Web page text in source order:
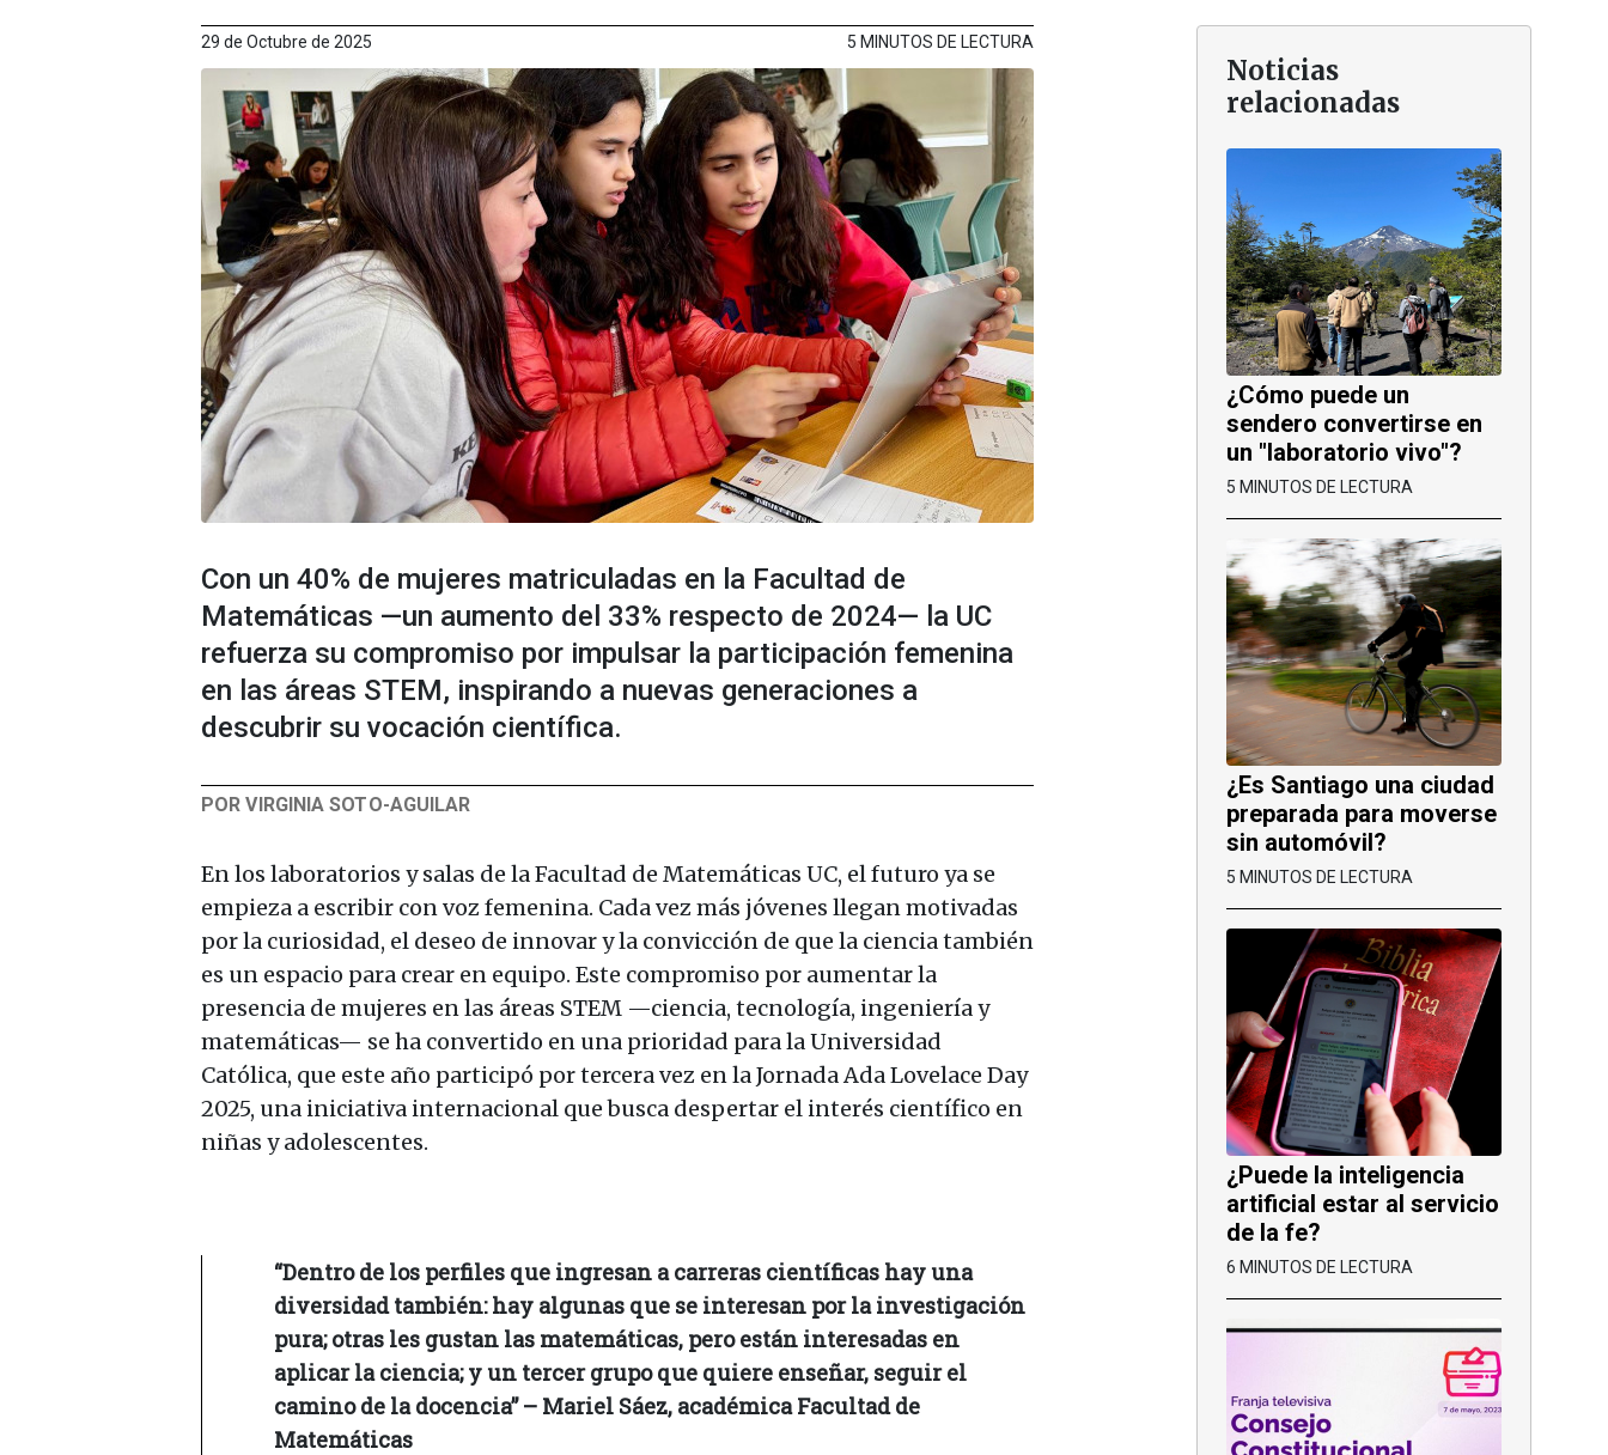
29 de Octubre de 2025 5 MINUTOS DE LECTURA
Con un 40% de mujeres matriculadas en la Facultad de
Matemáticas —un aumento del 33% respecto de 2024— la UC
refuerza su compromiso por impulsar la participación femenina
en las áreas STEM, inspirando a nuevas generaciones a
descubrir su vocación científica.
POR VIRGINIA SOTO-AGUILAR
En los laboratorios y salas de la Facultad de Matemáticas UC, el futuro ya se
empieza a escribir con voz femenina. Cada vez más jóvenes llegan motivadas
por la curiosidad, el deseo de innovar y la convicción de que la ciencia también
es un espacio para crear en equipo. Este compromiso por aumentar la
presencia de mujeres en las áreas STEM —ciencia, tecnología, ingeniería y
matemáticas— se ha convertido en una prioridad para la Universidad
Católica, que este año participó por tercera vez en la Jornada Ada Lovelace Day
2025, una iniciativa internacional que busca despertar el interés científico en
niñas y adolescentes.
“Dentro de los perfiles que ingresan a carreras científicas hay una
diversidad también: hay algunas que se interesan por la investigación
pura; otras les gustan las matemáticas, pero están interesadas en
aplicar la ciencia; y un tercer grupo que quiere enseñar, seguir el
camino de la docencia” – Mariel Sáez, académica Facultad de
Matemáticas
Noticias
relacionadas
¿Cómo puede un
sendero convertirse en
un "laboratorio vivo"?
5 MINUTOS DE LECTURA
¿Es Santiago una ciudad
preparada para moverse
sin automóvil?
5 MINUTOS DE LECTURA
¿Puede la inteligencia
artificial estar al servicio
de la fe?
6 MINUTOS DE LECTURA